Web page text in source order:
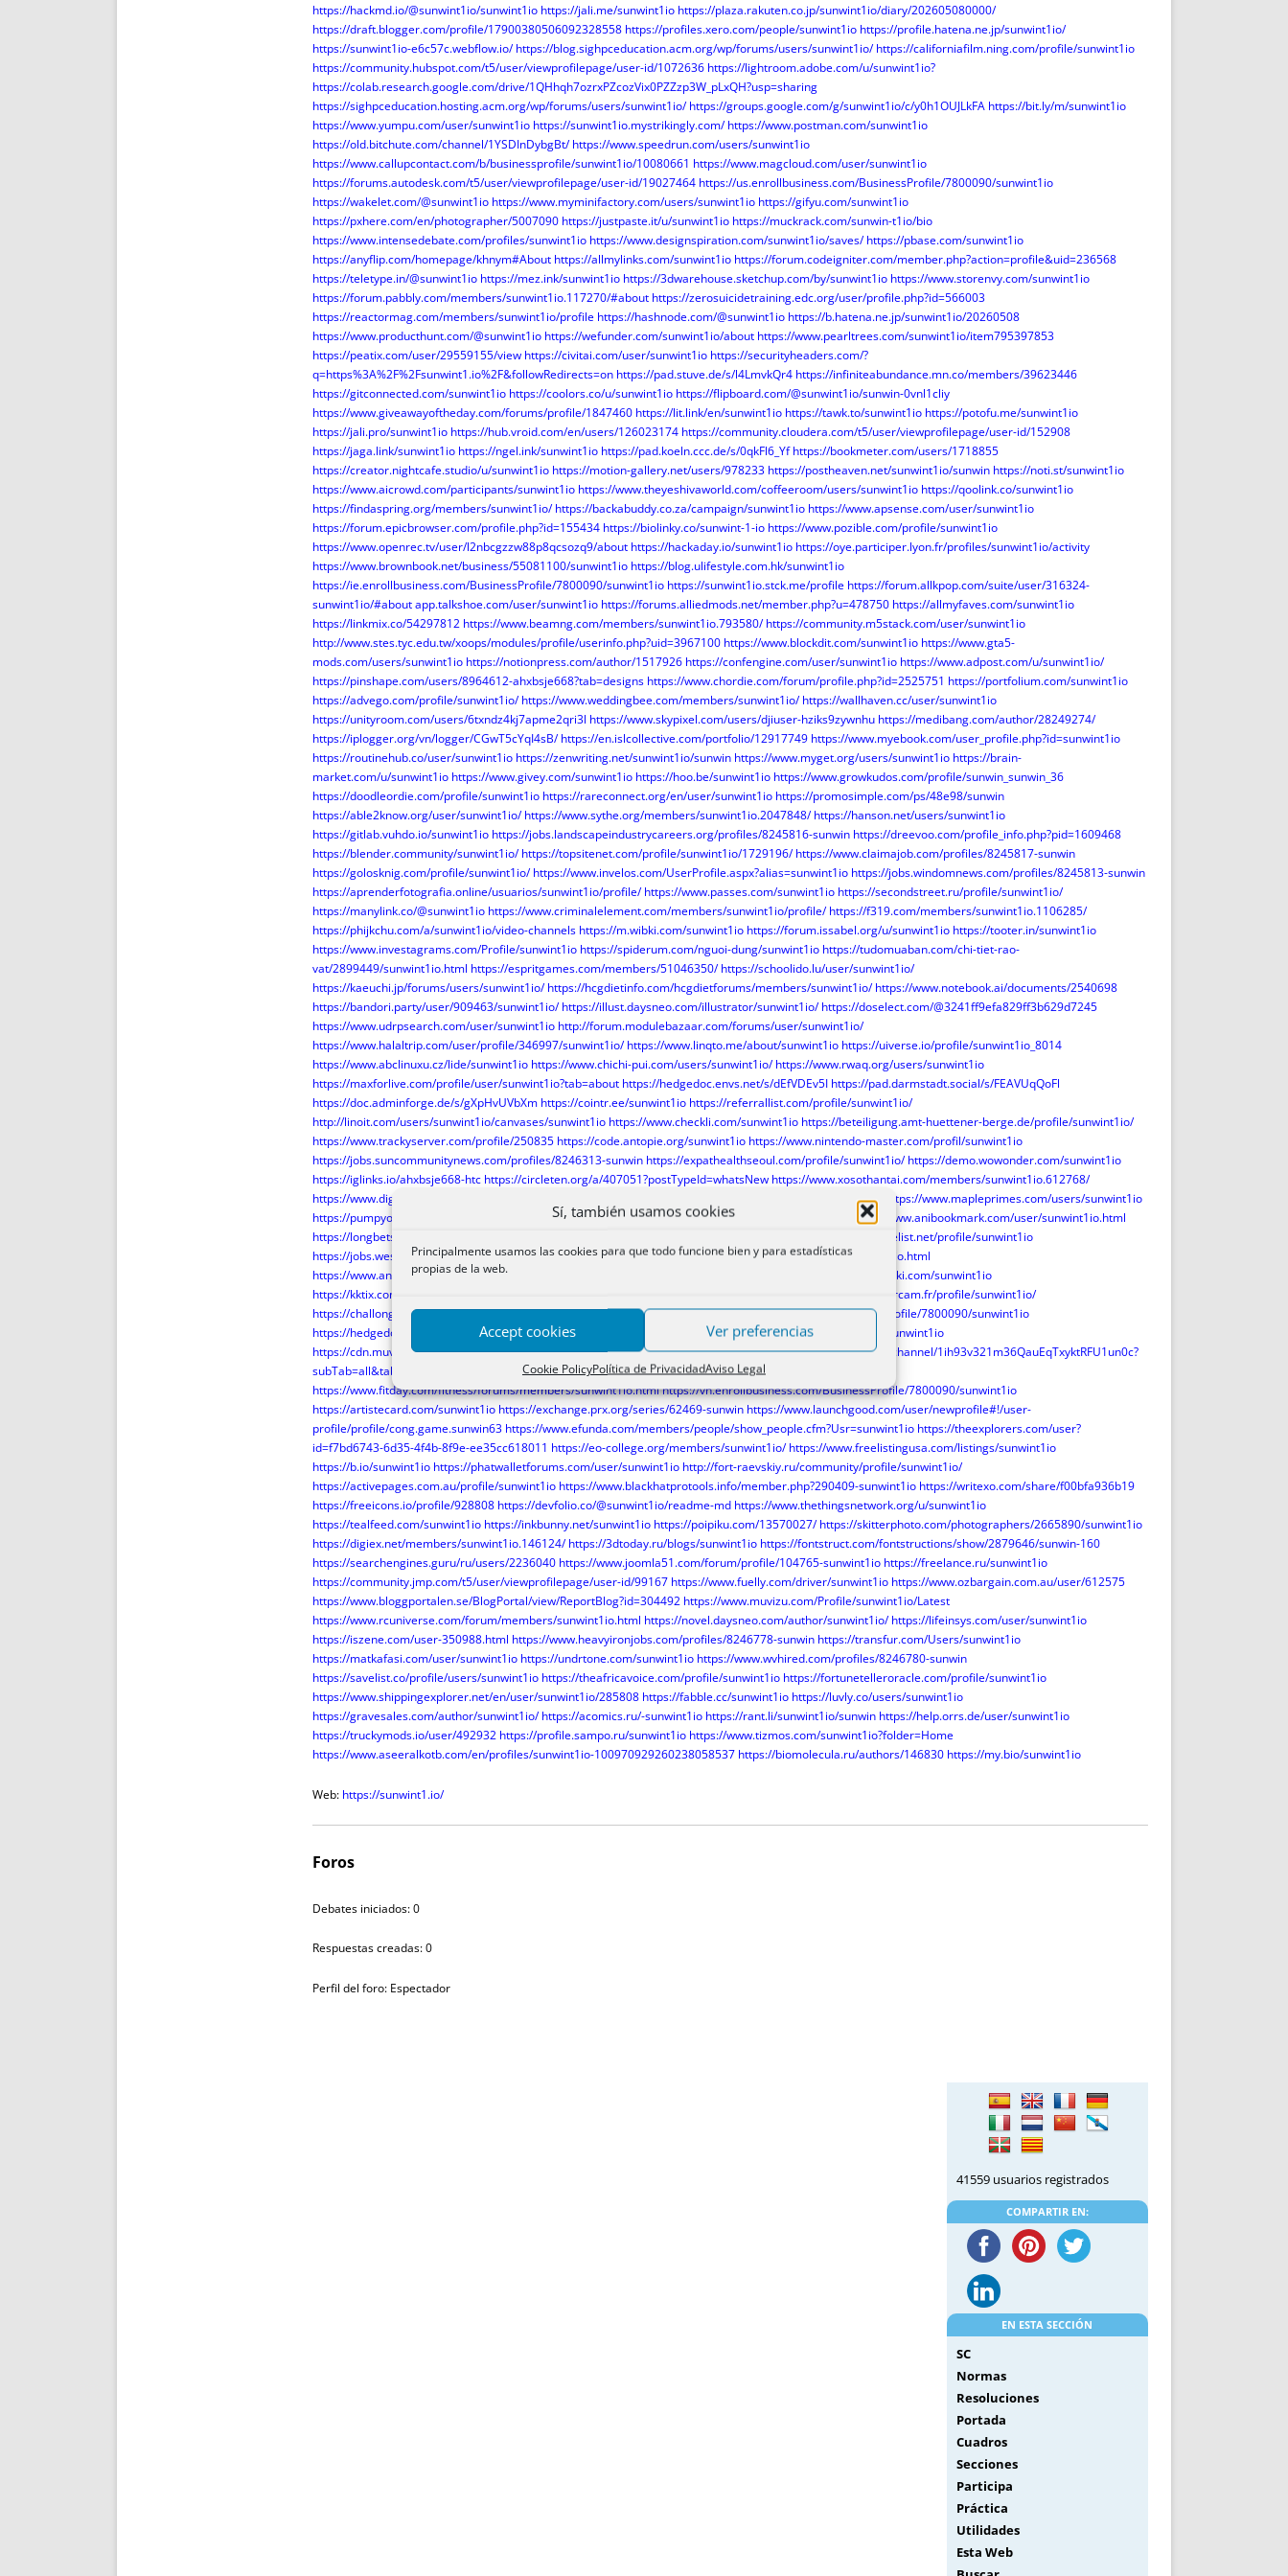
Sí, también usamos cookies
Principalmente usamos las cookies para que todo funcione bien y para estadísticas
propias de la web.
Accept cookies Ver preferencias
Cookie PolicyPolítica de PrivacidadAviso Legal
https://hackmd.io/@sunwint1io/sunwint1io https://jali.me/sunwint1io https://plaza.rakuten.co.jp/sunwint1io/diary/202605080000/
https://draft.blogger.com/profile/17900380506092328558 https://profiles.xero.com/people/sunwint1io https://profile.hatena.ne.jp/sunwint1io/
https://sunwint1io-e6c57c.webflow.io/ https://blog.sighpceducation.acm.org/wp/forums/users/sunwint1io/ https://californiafilm.ning.com/profile/sunwint1io
https://community.hubspot.com/t5/user/viewprofilepage/user-id/1072636 https://lightroom.adobe.com/u/sunwint1io?
https://colab.research.google.com/drive/1QHhqh7ozrxPZcozVix0PZZzp3W_pLxQH?usp=sharing
https://sighpceducation.hosting.acm.org/wp/forums/users/sunwint1io/ https://groups.google.com/g/sunwint1io/c/y0h1OUJLkFA https://bit.ly/m/sunwint1io
https://www.yumpu.com/user/sunwint1io https://sunwint1io.mystrikingly.com/ https://www.postman.com/sunwint1io
https://old.bitchute.com/channel/1YSDInDybgBt/ https://www.speedrun.com/users/sunwint1io
https://www.callupcontact.com/b/businessprofile/sunwint1io/10080661 https://www.magcloud.com/user/sunwint1io
https://forums.autodesk.com/t5/user/viewprofilepage/user-id/19027464 https://us.enrollbusiness.com/BusinessProfile/7800090/sunwint1io
https://wakelet.com/@sunwint1io https://www.myminifactory.com/users/sunwint1io https://gifyu.com/sunwint1io
https://pxhere.com/en/photographer/5007090 https://justpaste.it/u/sunwint1io https://muckrack.com/sunwin-t1io/bio
https://www.intensedebate.com/profiles/sunwint1io https://www.designspiration.com/sunwint1io/saves/ https://pbase.com/sunwint1io
https://anyflip.com/homepage/khnym#About https://allmylinks.com/sunwint1io https://forum.codeigniter.com/member.php?action=profile&uid=236568
https://teletype.in/@sunwint1io https://mez.ink/sunwint1io https://3dwarehouse.sketchup.com/by/sunwint1io https://www.storenvy.com/sunwint1io
https://forum.pabbly.com/members/sunwint1io.117270/#about https://zerosuicidetraining.edc.org/user/profile.php?id=566003
https://reactormag.com/members/sunwint1io/profile https://hashnode.com/@sunwint1io https://b.hatena.ne.jp/sunwint1io/20260508
https://www.producthunt.com/@sunwint1io https://wefunder.com/sunwint1io/about https://www.pearltrees.com/sunwint1io/item795397853
https://peatix.com/user/29559155/view https://civitai.com/user/sunwint1io https://securityheaders.com/?
q=https%3A%2F%2Fsunwint1.io%2F&followRedirects=on https://pad.stuve.de/s/l4LmvkQr4 https://infiniteabundance.mn.co/members/39623446
https://gitconnected.com/sunwint1io https://coolors.co/u/sunwint1io https://flipboard.com/@sunwint1io/sunwin-0vnl1cliy
https://www.giveawayoftheday.com/forums/profile/1847460 https://lit.link/en/sunwint1io https://tawk.to/sunwint1io https://potofu.me/sunwint1io
https://jali.pro/sunwint1io https://hub.vroid.com/en/users/126023174 https://community.cloudera.com/t5/user/viewprofilepage/user-id/152908
https://jaga.link/sunwint1io https://ngel.ink/sunwint1io https://pad.koeln.ccc.de/s/0qkFl6_Yf https://bookmeter.com/users/1718855
https://creator.nightcafe.studio/u/sunwint1io https://motion-gallery.net/users/978233 https://postheaven.net/sunwint1io/sunwin https://noti.st/sunwint1io
https://www.aicrowd.com/participants/sunwint1io https://www.theyeshivaworld.com/coffeeroom/users/sunwint1io https://qoolink.co/sunwint1io
https://findaspring.org/members/sunwint1io/ https://backabuddy.co.za/campaign/sunwint1io https://www.apsense.com/user/sunwint1io
https://forum.epicbrowser.com/profile.php?id=155434 https://biolinky.co/sunwint-1-io https://www.pozible.com/profile/sunwint1io
https://www.openrec.tv/user/l2nbcgzzw88p8qcsozq9/about https://hackaday.io/sunwint1io https://oye.participer.lyon.fr/profiles/sunwint1io/activity
https://www.brownbook.net/business/55081100/sunwint1io https://blog.ulifestyle.com.hk/sunwint1io
https://ie.enrollbusiness.com/BusinessProfile/7800090/sunwint1io https://sunwint1io.stck.me/profile https://forum.allkpop.com/suite/user/316324-
sunwint1io/#aboutapp.talkshoe.com/user/sunwint1io https://forums.alliedmods.net/member.php?u=478750 https://allmyfaves.com/sunwint1io
https://linkmix.co/54297812 https://www.beamng.com/members/sunwint1io.793580/ https://community.m5stack.com/user/sunwint1io
http://www.stes.tyc.edu.tw/xoops/modules/profile/userinfo.php?uid=3967100 https://www.blockdit.com/sunwint1io https://www.gta5-
mods.com/users/sunwint1io https://notionpress.com/author/1517926 https://confengine.com/user/sunwint1io https://www.adpost.com/u/sunwint1io/
https://pinshape.com/users/8964612-ahxbsje668?tab=designs https://www.chordie.com/forum/profile.php?id=2525751 https://portfolium.com/sunwint1io
https://advego.com/profile/sunwint1io/ https://www.weddingbee.com/members/sunwint1io/ https://wallhaven.cc/user/sunwint1io
https://unityroom.com/users/6txndz4kj7apme2qri3l https://www.skypixel.com/users/djiuser-hziks9zywnhu https://medibang.com/author/28249274/
https://iplogger.org/vn/logger/CGwT5cYqI4sB/ https://en.islcollective.com/portfolio/12917749 https://www.myebook.com/user_profile.php?id=sunwint1io
https://routinehub.co/user/sunwint1io https://zenwriting.net/sunwint1io/sunwin https://www.myget.org/users/sunwint1io https://brain-
market.com/u/sunwint1io https://www.givey.com/sunwint1io https://hoo.be/sunwint1io https://www.growkudos.com/profile/sunwin_sunwin_36
https://doodleordie.com/profile/sunwint1io https://rareconnect.org/en/user/sunwint1io https://promosimple.com/ps/48e98/sunwin
https://able2know.org/user/sunwint1io/ https://www.sythe.org/members/sunwint1io.2047848/ https://hanson.net/users/sunwint1io
https://gitlab.vuhdo.io/sunwint1io https://jobs.landscapeindustrycareers.org/profiles/8245816-sunwin https://dreevoo.com/profile_info.php?pid=1609468
https://blender.community/sunwint1io/ https://topsitenet.com/profile/sunwint1io/1729196/ https://www.claimajob.com/profiles/8245817-sunwin
https://golosknig.com/profile/sunwint1io/ https://www.invelos.com/UserProfile.aspx?alias=sunwint1io https://jobs.windomnews.com/profiles/8245813-sunwin
https://aprenderfotografia.online/usuarios/sunwint1io/profile/ https://www.passes.com/sunwint1io https://secondstreet.ru/profile/sunwint1io/
https://manylink.co/@sunwint1io https://www.criminalelement.com/members/sunwint1io/profile/ https://f319.com/members/sunwint1io.1106285/
https://phijkchu.com/a/sunwint1io/video-channels https://m.wibki.com/sunwint1io https://forum.issabel.org/u/sunwint1io https://tooter.in/sunwint1io
https://www.investagrams.com/Profile/sunwint1io https://spiderum.com/nguoi-dung/sunwint1io https://tudomuaban.com/chi-tiet-rao-
vat/2899449/sunwint1io.html https://espritgames.com/members/51046350/ https://schoolido.lu/user/sunwint1io/
https://kaeuchi.jp/forums/users/sunwint1io/ https://hcgdietinfo.com/hcgdietforums/members/sunwint1io/ https://www.notebook.ai/documents/2540698
https://bandori.party/user/909463/sunwint1io/ https://illust.daysneo.com/illustrator/sunwint1io/ https://doselect.com/@3241ff9efa829ff3b629d7245
https://www.udrpsearch.com/user/sunwint1io http://forum.modulebazaar.com/forums/user/sunwint1io/
https://www.halaltrip.com/user/profile/346997/sunwint1io/ https://www.linqto.me/about/sunwint1io https://uiverse.io/profile/sunwint1io_8014
https://www.abclinuxu.cz/lide/sunwint1io https://www.chichi-pui.com/users/sunwint1io/ https://www.rwaq.org/users/sunwint1io
https://maxforlive.com/profile/user/sunwint1io?tab=about https://hedgedoc.envs.net/s/dEfVDEv5I https://pad.darmstadt.social/s/FEAVUqQoFl
https://doc.adminforge.de/s/gXpHvUVbXm https://cointr.ee/sunwint1io https://referrallist.com/profile/sunwint1io/
http://linoit.com/users/sunwint1io/canvases/sunwint1io https://www.checkli.com/sunwint1io https://beteiligung.amt-huettener-berge.de/profile/sunwint1io/
https://www.trackyserver.com/profile/250835 https://code.antopie.org/sunwint1io https://www.nintendo-master.com/profil/sunwint1io
https://jobs.suncommunitynews.com/profiles/8246313-sunwin https://expathealthseoul.com/profile/sunwint1io/ https://demo.wowonder.com/sunwint1io
https://iglinks.io/ahxbsje668-htc https://circleten.org/a/407051?postTypeId=whatsNew https://www.xosothantai.com/members/sunwint1io.612768/
https://www.diggerslist.com/sunwint1io/about
https://www.otofun.net/members/sunwint1io.907500/#about
https://www.mapleprimes.com/users/sunwint1io
https://pumpyoursound.com/u/user/1620595
http://www.biblesupport.com/user/837208-sunwint1io/
https://www.anibookmark.com/user/sunwint1io.html
https://longbets.org/user/sunwint1io/
https://myanimelist.net/profile/sunwint1io
https://jobs.westerncity.com/profiles/8246361-sunwin https://www.huntingnet.com/forum/members/sunwint1io.html
https://www.annuncigratuititalia.it/author/sunwint1io/
https://wibki.com/sunwint1io
https://kktix.com/user/8912268
https://forum.ircam.fr/profile/sunwint1io/
https://challonge.com/vi/sunwint1iohttps://audiomack.com/sunwint1iohttps://enrollbusiness.com/BusinessProfile/7800090/sunwint1io
https://hedgedoc.eclair.ec-lyon.fr/s/uhvEfbjJ2https://www.jigsawplanet.com/sunwint1iohttps://posfie.com/@sunwint1io
https://cdn.muvizu.com/Profile/sunwint1io/Latesthttps://ofuse.me/sunwint1iohttps://www.ganjingworld.com/channel/1ih93v321m36QauEqTxyktRFU1un0c?
subTab=all&tab=about&subtabshowing=latest&q=https://www.royalroad.com/profile/969900
https://www.fitday.com/fitness/forums/members/sunwint1io.htmlhttps://vn.enrollbusiness.com/BusinessProfile/7800090/sunwint1io
https://artistecard.com/sunwint1io https://exchange.prx.org/series/62469-sunwin https://www.launchgood.com/user/newprofile#!/user-
profile/profile/cong.game.sunwin63 https://www.efunda.com/members/people/show_people.cfm?Usr=sunwint1io https://theexplorers.com/user?
id=f7bd6743-6d35-4f4b-8f9e-ee35cc618011 https://eo-college.org/members/sunwint1io/ https://www.freelistingusa.com/listings/sunwint1io
https://b.io/sunwint1io https://phatwalletforums.com/user/sunwint1io http://fort-raevskiy.ru/community/profile/sunwint1io/
https://activepages.com.au/profile/sunwint1io https://www.blackhatprotools.info/member.php?290409-sunwint1io https://writexo.com/share/f00bfa936b19
https://freeicons.io/profile/928808 https://devfolio.co/@sunwint1io/readme-md https://www.thethingsnetwork.org/u/sunwint1io
https://tealfeed.com/sunwint1io https://inkbunny.net/sunwint1io https://poipiku.com/13570027/ https://skitterphoto.com/photographers/2665890/sunwint1io
https://digiex.net/members/sunwint1io.146124/ https://3dtoday.ru/blogs/sunwint1io https://fontstruct.com/fontstructions/show/2879646/sunwin-160
https://searchengines.guru/ru/users/2236040 https://www.joomla51.com/forum/profile/104765-sunwint1io https://freelance.ru/sunwint1io
https://community.jmp.com/t5/user/viewprofilepage/user-id/99167 https://www.fuelly.com/driver/sunwint1io https://www.ozbargain.com.au/user/612575
https://www.bloggportalen.se/BlogPortal/view/ReportBlog?id=304492 https://www.muvizu.com/Profile/sunwint1io/Latest
https://www.rcuniverse.com/forum/members/sunwint1io.html https://novel.daysneo.com/author/sunwint1io/ https://lifeinsys.com/user/sunwint1io
https://iszene.com/user-350988.html https://www.heavyironjobs.com/profiles/8246778-sunwin https://transfur.com/Users/sunwint1io
https://matkafasi.com/user/sunwint1io https://undrtone.com/sunwint1io https://www.wvhired.com/profiles/8246780-sunwin
https://savelist.co/profile/users/sunwint1io https://theafricavoice.com/profile/sunwint1io https://fortunetelleroracle.com/profile/sunwint1io
https://www.shippingexplorer.net/en/user/sunwint1io/285808 https://fabble.cc/sunwint1io https://luvly.co/users/sunwint1io
https://gravesales.com/author/sunwint1io/ https://acomics.ru/-sunwint1io https://rant.li/sunwint1io/sunwin https://help.orrs.de/user/sunwint1io
https://truckymods.io/user/492932 https://profile.sampo.ru/sunwint1io https://www.tizmos.com/sunwint1io?folder=Home
https://www.aseeralkotb.com/en/profiles/sunwint1io-100970929260238058537 https://biomolecula.ru/authors/146830 https://my.bio/sunwint1io
Web: https://sunwint1.io/
Foros
Debates iniciados: 0
Respuestas creadas: 0
Perfil del foro: Espectador
41559 usuarios registrados
COMPARTIR EN:
EN ESTA SECCIÓN
SC
Normas
Resoluciones
Portada
Cuadros
Secciones
Participa
Práctica
Utilidades
Esta Web